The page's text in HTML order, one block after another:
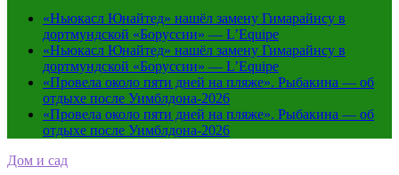
«Ньюкасл Юнайтед» нашёл замену Гимарайнсу в
дортмундской «Боруссии» — L’Equipe
«Ньюкасл Юнайтед» нашёл замену Гимарайнсу в
дортмундской «Боруссии» — L’Equipe
«Провела около пяти дней на пляже». Рыбакина — об
отдыхе после Уимблдона-2026
«Провела около пяти дней на пляже». Рыбакина — об
отдыхе после Уимблдона-2026
Дом и сад